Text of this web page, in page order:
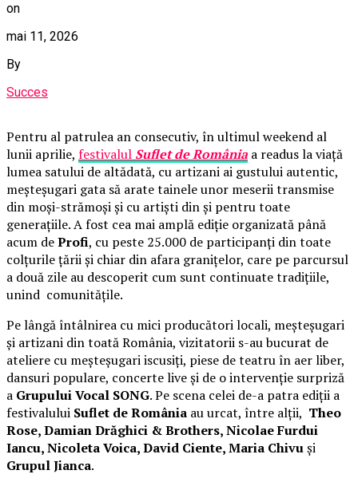
on
mai 11, 2026
By
Succes
Pentru al patrulea an consecutiv, în ultimul weekend al
lunii aprilie, festivalul Suflet de România a readus la viață
lumea satului de altădată, cu artizani ai gustului autentic,
meșteșugari gata să arate tainele unor meserii transmise
din moși-strămoși și cu artiști din și pentru toate
generațiile. A fost cea mai amplă ediție organizată până
acum deProfi, cu peste 25.000 de participanți din toate
colțurile țării și chiar din afara granițelor, care pe parcursul
a două zile au descoperit cum sunt continuate tradițiile,
unind comunitățile.
Pe lângă întâlnirea cu mici producători locali, meșteșugari
și artizani din toată România, vizitatorii s-au bucurat de
ateliere cu meșteșugari iscusiți, piese de teatru în aer liber,
dansuri populare, concerte live și de o intervenție surpriză
a Grupului Vocal SONG. Pe scena celei de-a patra ediții a
festivalului Suflet de România au urcat, între alții, Theo
Rose, Damian Drăghici & Brothers, Nicolae Furdui
Iancu, Nicoleta Voica, David Ciente, Maria Chivuși
Grupul Jianca.